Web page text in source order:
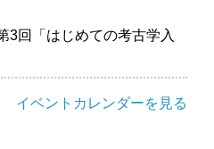
3回「はじめての考古学入
イベントカレンダーを見る